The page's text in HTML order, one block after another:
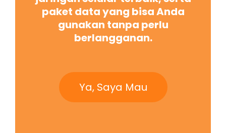
paket data yang bisa Anda
gunakan tanpa perlu
berlangganan.
Ya, Saya Mau